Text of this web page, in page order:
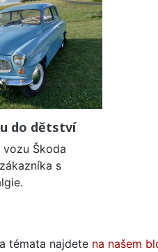
do dětství
vozu Škoda
s
témata najdete na našem